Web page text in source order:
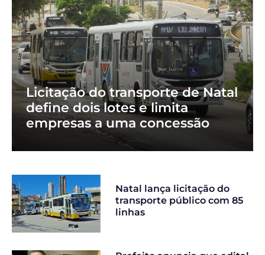
Licitação do transporte de Natal
define dois lotes e limita
empresas a uma concessão
Natal lança licitação do
transporte público com 85
linhas